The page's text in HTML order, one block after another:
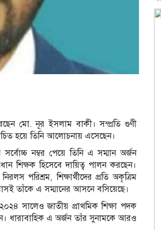
মো. নূর ইসলাম বাকী। সম্প্রতি গুণী
হয়ে তিনি আলোচনায় এসেছেন।
নম্বর পেয়ে তিনি এ সম্মান অর্জন
শিক্ষক হিসেবে দায়িত্ব পালন করছেন।
পরিশ্রম, শিক্ষার্থীদের প্রতি অকৃত্রিম
তাঁকে এ সম্মানের আসনে বসিয়েছে।
সালেও জাতীয় প্রাথমিক শিক্ষা পদক
ধারাবাহিক এ অর্জন তাঁর সুনামকে আরও